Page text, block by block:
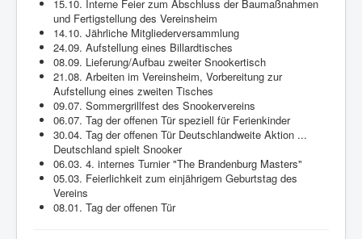
15.10. Interne Feier zum Abschluss der Baumaßnahmen
und Fertigstellung des Vereinsheim
14.10. Jährliche Mitgliederversammlung
24.09. Aufstellung eines Billardtisches
08.09. Lieferung/Aufbau zweiter Snookertisch
21.08. Arbeiten im Vereinsheim, Vorbereitung zur
Aufstellung eines zweiten Tisches
09.07. Sommergrillfest des Snookervereins
06.07. Tag der offenen Tür speziell für Ferienkinder
30.04. Tag der offenen Tür Deutschlandweite Aktion ...
Deutschland spielt Snooker
06.03. 4. internes Turnier "The Brandenburg Masters"
05.03. Feierlichkeit zum einjährigem Geburtstag des
Vereins
08.01. Tag der offenen Tür